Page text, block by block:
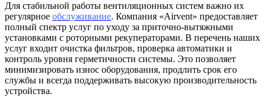
Для стабильной работы вентиляционных систем важно их
регулярное обслуживание. Компания «Airvent» предоставляет
полный спектр услуг по уходу за приточно-вытяжными
установками с роторными рекуператорами. В перечень наших
услуг входит очистка фильтров, проверка автоматики и
контроль уровня герметичности системы. Это позволяет
минимизировать износ оборудования, продлить срок его
службы и всегда поддерживать высокую производительность
устройства.